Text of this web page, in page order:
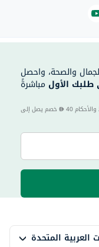
والصحة، واحصل
العربية المتحدة